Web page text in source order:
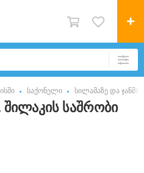
საქონელი სილამაზე და
შილაკის საშრობი